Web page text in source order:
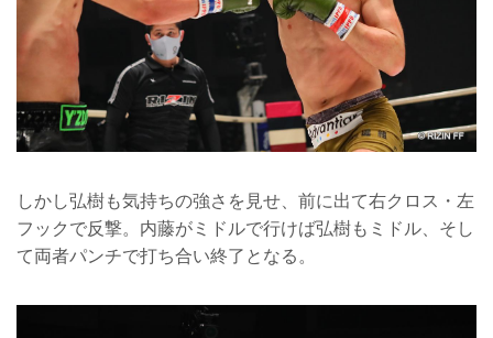
しかし弘樹も気持ちの強さを見せ、前に出て右クロス・左
フックで反撃。内藤がミドルで行けば弘樹もミドル、そし
て両者パンチで打ち合い終了となる。